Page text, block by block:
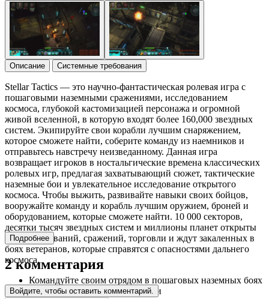
Описание Системные требования
Stellar Tactics — это научно-фантастическая ролевая игра с
пошаговыми наземными сражениями, исследованием
космоса, глубокой кастомизацией персонажа и огромной
живой вселенной, в которую входят более 160,000 звездных
систем. Экипируйте свои корабли лучшим снаряжением,
которое сможете найти, соберите команду из наемников и
отправьтесь навстречу неизведанному. Данная игра
возвращает игроков в ностальгические времена классических
ролевых игр, предлагая захватывающий сюжет, тактические
наземные бои и увлекательное исследование открытого
космоса. Чтобы выжить, развивайте навыки своих бойцов,
вооружайте команду и корабль лучшим оружием, броней и
оборудованием, которые сможете найти. 10 000 секторов,
десятки тысяч звездных систем и миллионы планет открыты
для исследований, сражений, торговли и ждут закаленных в
боях ветеранов, которые справятся с опасностями дальнего
космоса.
Командуйте своим отрядом в пошаговых наземных боях
с мутантами и другими врагами
Подробнее
2 комментария
Войдите, чтобы оставить комментарий.